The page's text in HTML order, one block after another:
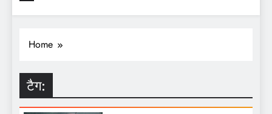
Home
टैग: